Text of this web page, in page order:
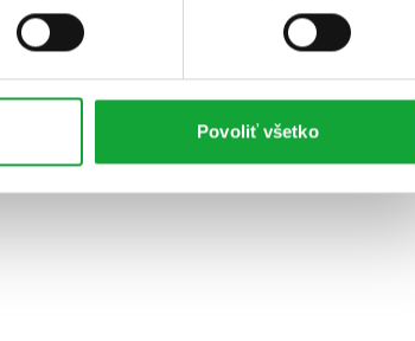
Povoliť všetko